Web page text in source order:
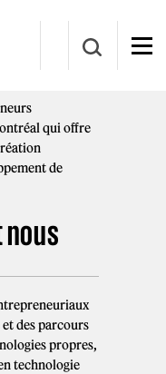
qui offre
de
nous
des parcours
propres,
technologie